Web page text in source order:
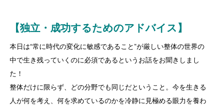
【独立・成功するためのアドバイス】
本日は“常に時代の変化に敏感であること”が厳しい整体の世界の
中で生き残っていくのに必須であるというお話をお聞きしまし
た！
整体だけに限らず、どの分野でも同じだということ。今を生きる
人が何を考え、何を求めているのかを冷静に見極める眼力を養わ